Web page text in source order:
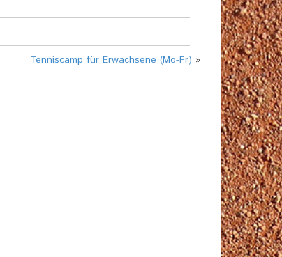
Tenniscamp für Erwachsene (Mo-Fr) »